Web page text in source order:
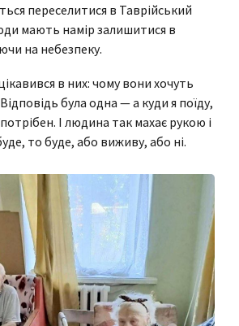
переселитися в Таврійський
мають намір залишитися в
на небезпеку.
в них: чому вони хочуть
була одна — а куди я поїду,
І людина так махає рукою і
то буде, або виживу, або ні.